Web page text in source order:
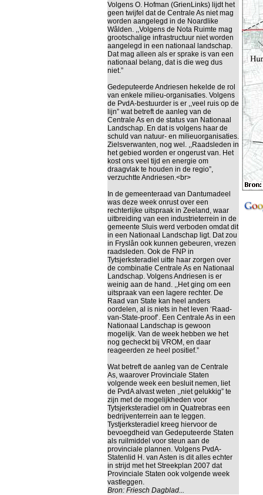
Volgens O. Hofman (GrienLinks) lijdt het
geen twijfel dat de Centrale As niet mag
worden aangelegd in de Noardlike
Wâlden. ,,Volgens de Nota Ruimte mag
grootschalige infrastructuur niet worden
aangelegd in een nationaal landschap.
Dat mag alleen als er sprake is van een
nationaal belang, dat is die weg dus
niet.”
Gedeputeerde Andriesen hekelde de rol
van enkele milieu-organisaties. Volgens
de PvdA-bestuurder is er ,,veel ruis op de
lijn” wat betreft de aanleg van de
Centrale As en de status van Nationaal
Landschap. En dat is volgens haar de
schuld van natuur- en milieuorganisaties.
Zielsverwanten, nog wel. ,,Raadsleden in
het gebied worden er ongerust van. Het
kost ons veel tijd en energie om
draagvlak te houden in de regio”,
verzuchtte Andriesen.<br>
In de gemeenteraad van Dantumadeel
was deze week onrust over een
rechterlijke uitspraak in Zeeland, waar
uitbreiding van een industrieterrein in de
gemeente Sluis werd verboden omdat dit
in een Nationaal Landschap ligt. Dat zou
in Fryslân ook kunnen gebeuren, vrezen
raadsleden. Ook de FNP in
Tytsjerksteradiel uitte haar zorgen over
de combinatie Centrale As en Nationaal
Landschap. Volgens Andriesen is er
weinig aan de hand. ,,Het ging om een
uitspraak van een lagere rechter. De
Raad van State kan heel anders
oordelen, al is niets in het leven ‘Raad-
van-State-proof’. Een Centrale As in een
Nationaal Landschap is gewoon
mogelijk. Van de week hebben we het
nog gecheckt bij VROM, en daar
reageerden ze heel positief.”
Wat betreft de aanleg van de Centrale
As, waarover Provinciale Staten
volgende week een besluit nemen, liet
de PvdA alvast weten ,,niet gelukkig” te
zijn met de mogelijkheden voor
Tytsjerksteradiel om in Quatrebras een
bedrijventerrein aan te leggen.
Tystjerksteradiel kreeg hiervoor de
bevoegdheid van Gedeputeerde Staten
als ruilmiddel voor steun aan de
provinciale plannen. Volgens PvdA-
Statenlid H. van Asten is dit alles echter
in strijd met het Streekplan 2007 dat
Provinciale Staten ook volgende week
vastleggen.
Bron: Friesch Dagblad...